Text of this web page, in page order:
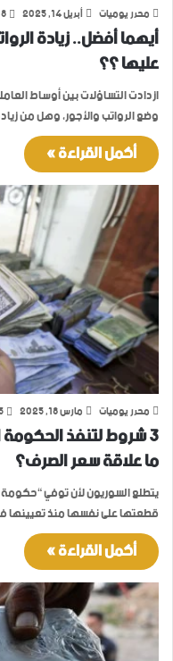
محرر يوميات أبريل 14, 2025
أيهما أفضل.. زيادة
عليها ؟؟
ازدادت التساؤلات بين أوساط
وضع الرواتب والأجور، وهل من
أكمل القراءة »
محرر يوميات مارس 18, 2025
3 شروط لتنفذ
ما علاقة سعر الصرف؟
يتطلع السوريون لأن توفي “حكومة
قطعتها على نفسها منذ تعيينها
أكمل القراءة »